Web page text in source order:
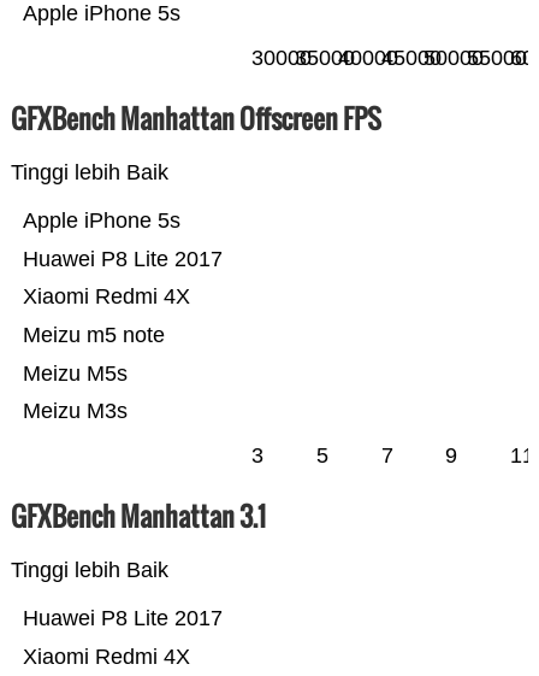
Apple iPhone 5s
300003500040000450005000055000
GFXBench Manhattan Offscreen FPS
Tinggi lebih Baik
Meizu M3s
Meizu M5s
Meizu m5 note
Xiaomi Redmi 4X
Huawei P8 Lite 2017
Apple iPhone 5s
3 5 7 9 11
GFXBench Manhattan 3.1
Tinggi lebih Baik
Xiaomi Redmi 4X
Huawei P8 Lite 2017